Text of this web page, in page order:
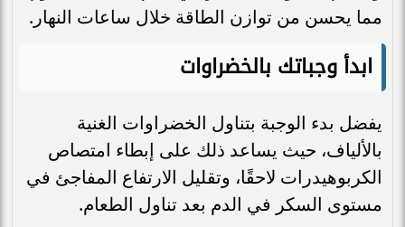
مما يحسن من توازن الطاقة خلال ساعات النهار.
ابدأ وجباتك بالخضراوات
يفضل بدء الوجبة بتناول الخضراوات الغنية
بالألياف، حيث يساعد ذلك على إبطاء امتصاص
الكربوهيدرات لاحقًا، وتقليل الارتفاع المفاجئ في
مستوى السكر في الدم بعد تناول الطعام.